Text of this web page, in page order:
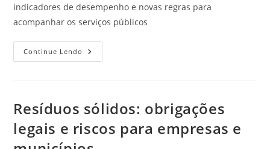
indicadores de desempenho e novas regras para
acompanhar os serviços públicos
Continue Lendo
Resíduos sólidos: obrigações
legais e riscos para empresas e